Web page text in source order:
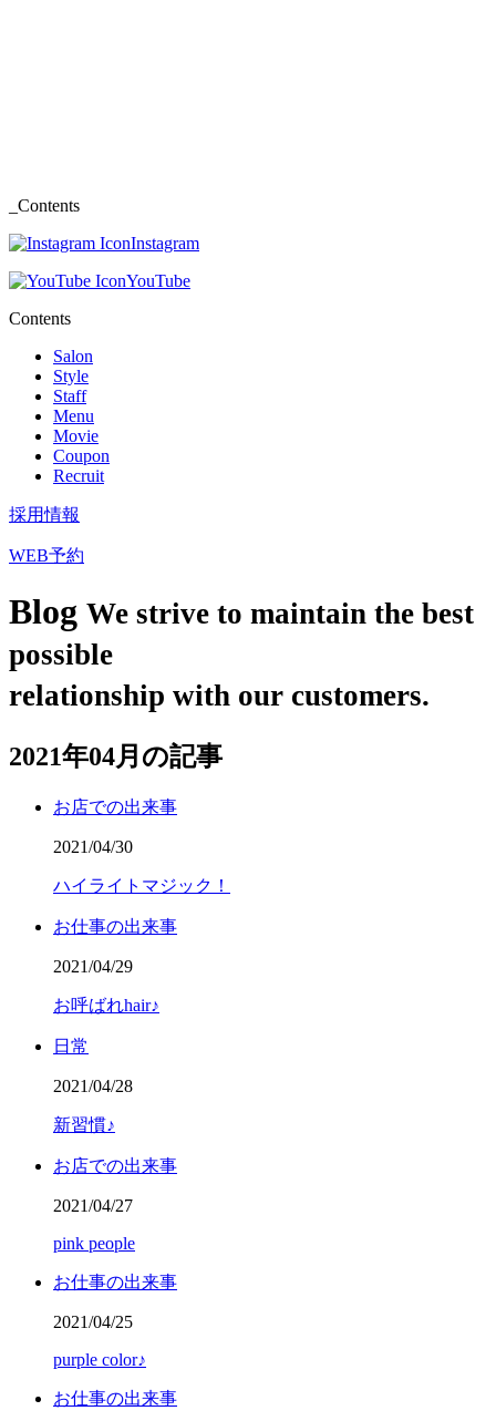
_Contents
Instagram
YouTube
Contents
Salon
Style
Staff
Menu
Movie
Coupon
Recruit
採用情報
WEB予約
Blog We strive to maintain the best
possible
relationship with our customers.
2021年04月の記事
お店での出来事
2021/04/30
ハイライトマジック！
お仕事の出来事
2021/04/29
お呼ばれhair♪
日常
2021/04/28
新習慣♪
お店での出来事
2021/04/27
pink people
お仕事の出来事
2021/04/25
purple color♪
お仕事の出来事